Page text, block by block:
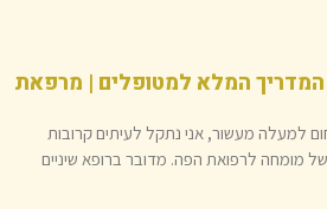
המלא למטופלים | מרפאת
למעלה מעשור, אני נתקל לעיתים קרובות
מומחה לרפואת הפה. מדובר ברופא שיניים